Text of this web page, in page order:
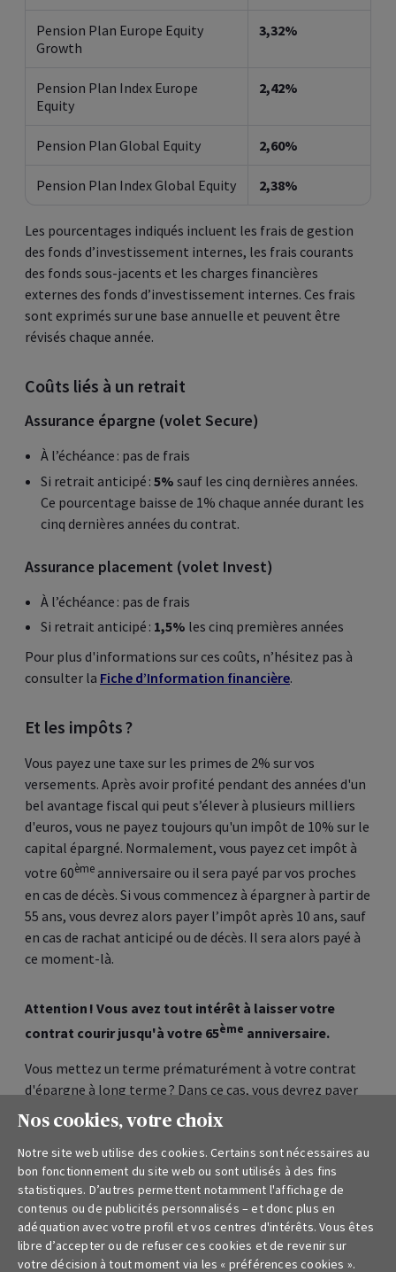
Pension Plan Europe Equity
Growth
3,32%
Pension Plan Index Europe
Equity
2,42%
Pension Plan Global Equity 2,60%
Pension Plan Index Global Equity 2,38%
Les pourcentages indiqués incluent les frais de gestion
des fonds d’investissement internes, les frais courants
des fonds sous-jacents et les charges financières
externes des fonds d’investissement internes. Ces frais
sont exprimés sur une base annuelle et peuvent être
révisés chaque année.
Coûts liés à un retrait
Assurance épargne (volet Secure)
À l’échéance : pas de frais
Si retrait anticipé : 5% sauf les cinq dernières années.
Ce pourcentage baisse de 1% chaque année durant les
cinq dernières années du contrat.
Assurance placement (volet Invest)
À l’échéance : pas de frais
Si retrait anticipé : 1,5% les cinq premières années
Pour plus d'informations sur ces coûts, n’hésitez pas à
consulter la Fiche d’Information financière.
Et les impôts ?
Vous payez une taxe sur les primes de 2% sur vos
versements. Après avoir profité pendant des années d'un
bel avantage fiscal qui peut s’élever à plusieurs milliers
d'euros, vous ne payez toujours qu'un impôt de 10% sur le
capital épargné. Normalement, vous payez cet impôt à
votre 60èmeanniversaire ou il sera payé par vos proches
en cas de décès. Si vous commencez à épargner à partir de
55 ans, vous devrez alors payer l’impôt après 10 ans, sauf
en cas de rachat anticipé ou de décès. Il sera alors payé à
ce moment-là.
Attention ! Vous avez tout intérêt à laisser votre
contrat courir jusqu'à votre 65ème anniversaire.
Vous mettez un terme prématurément à votre contrat
d'épargne à long terme ? Dans ce cas, vous devrez payer
des frais et des impôts supplémentaires. Vous payez 5%
de frais de sortie pour une assurance épargne (ce
pourcentage diminue de 1% par an durant les cinq
dernières années de votre contrat) et aucun frais de
sortie pour une assurance placement, sauf si vous y
mettez un terme au cours des cinq premières années,
auquel cas vous payez 1,5% de frais de sortie. Dans les
deux cas, vous devrez également payer 33% d'impôts.
Nos cookies, votre choix
Notre site web utilise des cookies. Certains sont nécessaires au
bon fonctionnement du site web ou sont utilisés à des fins
statistiques. D’autres permettent notamment l'affichage de
contenus ou de publicités personnalisés – et donc plus en
adéquation avec votre profil et vos centres d'intérêts. Vous êtes
libre d’accepter ou de refuser ces cookies et de revenir sur
votre décision à tout moment via les « préférences cookies ».